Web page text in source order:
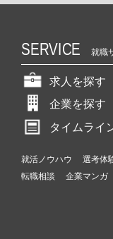
SERVICE 就職
求人を探す
企業を探す
タイムライ
就活ノウハウ 選考体
転職相談
企業マンガ